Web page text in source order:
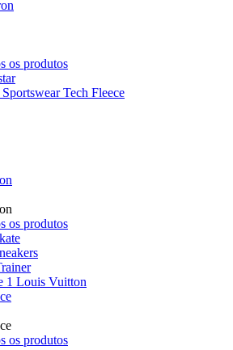
os produtos
Tech Fleece
os produtos
1 Louis Vuitton
os produtos